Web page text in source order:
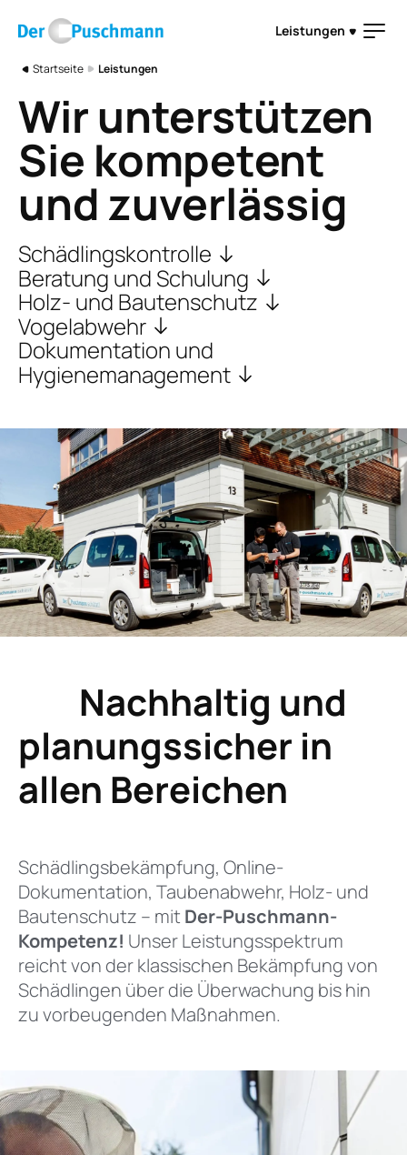
Leistungen
Pfadnavigation
Startseite Leistungen
Wir unterstützen
Sie kompetent
und zuverlässig
Schädlings­kontrolle
Beratung und Schulung
Holz- und Bautenschutz
Vogelabwehr
Dokumentation und
Hygienemanagement
Nachhaltig und
planungssicher in
allen Bereichen
Schädlingsbekämpfung, Online-
Dokumentation, Taubenabwehr, Holz- und
Bautenschutz – mit Der-Puschmann-
Kompetenz! Unser Leistungsspektrum
reicht von der klassischen Bekämpfung von
Schädlingen über die Überwachung bis hin
zu vorbeugenden Maßnahmen.